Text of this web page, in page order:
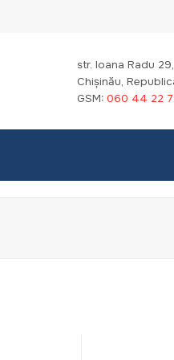
str. Ioana Radu 29,
Chișinău,
GSM: 060 44 22